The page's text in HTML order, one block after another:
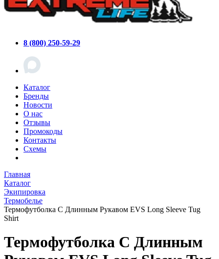
8 (800) 250-59-29
Каталог
Бренды
Новости
О нас
Отзывы
Промокоды
Контакты
Схемы
Главная
Каталог
Экипировка
Термобелье
Термофутболка С Длинным Рукавом EVS Long Sleeve Tug
Shirt
Термофутболка С Длинным